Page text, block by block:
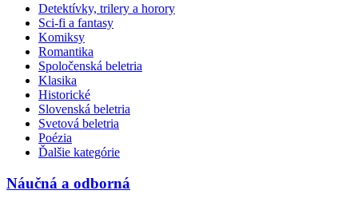
Detektívky, trilery a horory
Sci-fi a fantasy
Komiksy
Romantika
Spoločenská beletria
Klasika
Historické
Slovenská beletria
Svetová beletria
Poézia
Ďalšie kategórie
Náučná a odborná